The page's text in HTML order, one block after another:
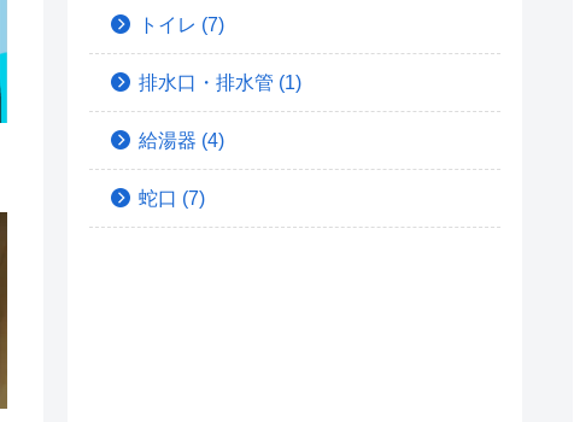
トイレ (7)
排水口・排水管 (1)
給湯器 (4)
蛇口 (7)